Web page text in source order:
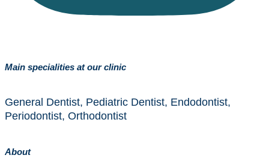
Main specialities at our clinic
General Dentist, Pediatric Dentist, Endodontist,
Periodontist, Orthodontist
About